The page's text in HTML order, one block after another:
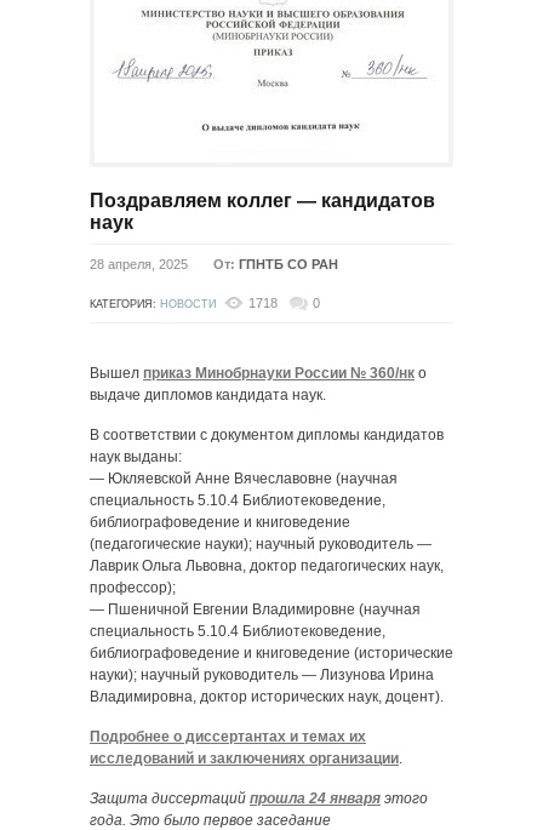
Поздравляем коллег — кандидатов
наук
28 апреля, 2025 От: ГПНТБ СО РАН
КАТЕГОРИЯ: НОВОСТИ 1718 0
Вышел приказ Минобрнауки России № 360/нк о
выдаче дипломов кандидата наук.
В соответствии с документом дипломы кандидатов
наук выданы:
— Юкляевской Анне Вячеславовне (научная
специальность 5.10.4 Библиотековедение,
библиографоведение и книговедение
(педагогические науки); научный руководитель —
Лаврик Ольга Львовна, доктор педагогических наук,
профессор);
— Пшеничной Евгении Владимировне (научная
специальность 5.10.4 Библиотековедение,
библиографоведение и книговедение (исторические
науки); научный руководитель — Лизунова Ирина
Владимировна, доктор исторических наук, доцент).
Подробнее о диссертантах и темах их
исследований и заключениях организации.
Защита диссертаций прошла 24 января этого
года. Это было первое заседание